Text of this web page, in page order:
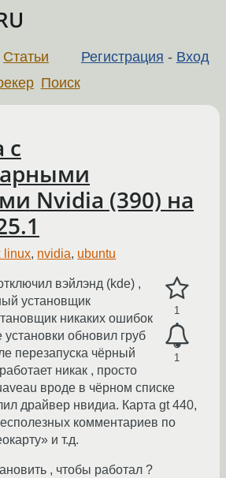
Регистрация - Вход
Статьи
Поиск
с
Nvidia (390) на
linux, nvidia, ubuntu
1
1
вэйлэнд (kde) ,
установщик
никаких ошибок
обновил груб
перезапуска чёрный
никак , просто
вроде в чёрном списке
драйвер нвидиа. Карта gt 440,
комментариев по
и т.д.
, чтобы работал ?